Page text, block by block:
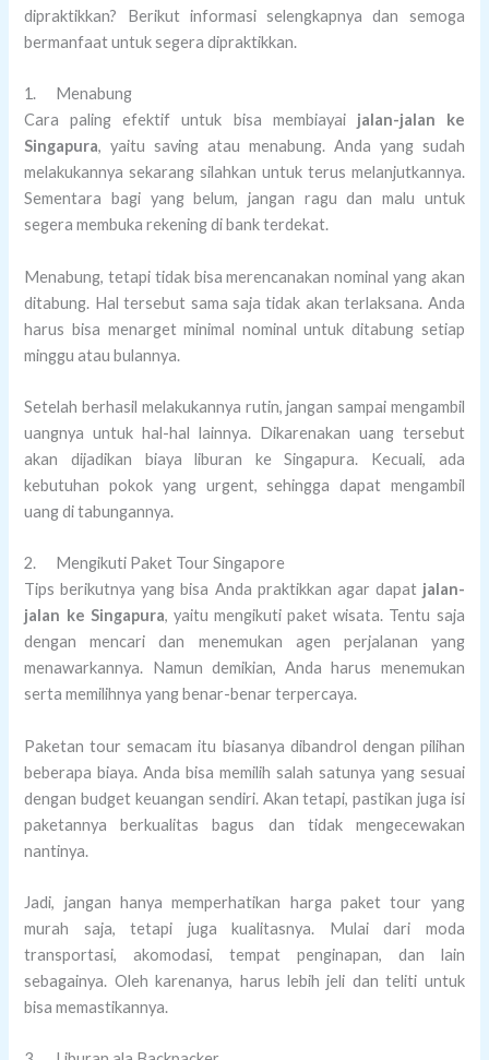
dipraktikkan? Berikut informasi selengkapnya dan semoga
bermanfaat untuk segera dipraktikkan.
1. Menabung
Cara paling efektif untuk bisa membiayai jalan-jalan ke
Singapura, yaitu saving atau menabung. Anda yang sudah
melakukannya sekarang silahkan untuk terus melanjutkannya.
Sementara bagi yang belum, jangan ragu dan malu untuk
segera membuka rekening di bank terdekat.
Menabung, tetapi tidak bisa merencanakan nominal yang akan
ditabung. Hal tersebut sama saja tidak akan terlaksana. Anda
harus bisa menarget minimal nominal untuk ditabung setiap
minggu atau bulannya.
Setelah berhasil melakukannya rutin, jangan sampai mengambil
uangnya untuk hal-hal lainnya. Dikarenakan uang tersebut
akan dijadikan biaya liburan ke Singapura. Kecuali, ada
kebutuhan pokok yang urgent, sehingga dapat mengambil
uang di tabungannya.
2. Mengikuti Paket Tour Singapore
Tips berikutnya yang bisa Anda praktikkan agar dapat jalan-
jalan ke Singapura, yaitu mengikuti paket wisata. Tentu saja
dengan mencari dan menemukan agen perjalanan yang
menawarkannya. Namun demikian, Anda harus menemukan
serta memilihnya yang benar-benar terpercaya.
Paketan tour semacam itu biasanya dibandrol dengan pilihan
beberapa biaya. Anda bisa memilih salah satunya yang sesuai
dengan budget keuangan sendiri. Akan tetapi, pastikan juga isi
paketannya berkualitas bagus dan tidak mengecewakan
nantinya.
Jadi, jangan hanya memperhatikan harga paket tour yang
murah saja, tetapi juga kualitasnya. Mulai dari moda
transportasi, akomodasi, tempat penginapan, dan lain
sebagainya. Oleh karenanya, harus lebih jeli dan teliti untuk
bisa memastikannya.